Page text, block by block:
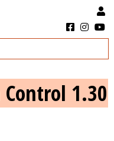
& PRODUITS 
1.30